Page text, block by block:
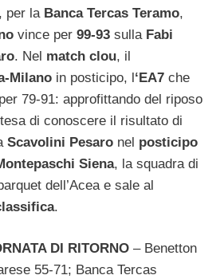
per la Banca Tercas Teramo,
vince per 99-93 sulla Fabi
. Nel match clou, il
Milano in posticipo, l‘EA7 che
79-91: approfittando del riposo
di conoscere il risultato di
Scavolini Pesaro nel posticipo
Siena, la squadra di
dell’Acea e sale al
.
DI RITORNO – Benetton
55-71; Banca Tercas